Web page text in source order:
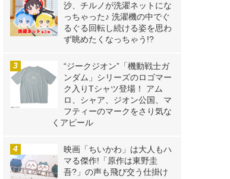
沙、チルノが洗濯ネットにな
っちゃった♪ 洗濯機の中でぐ
るぐる回転し続ける姿を思わ
ず眺めたくなっちゃう!?
“ジークジオン”「機動戦士ガ
ンダム」シリーズのロゴマー
ク入りTシャツ登場！ アム
ロ、シャア、ジオン公国、マ
フティーのマークをさり気な
くアピール
映画「ちいかわ」は大人もハ
マる傑作!「原作は東野圭
吾?」の声も飛び交う仕掛け